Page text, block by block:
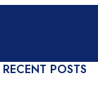
RECENT POSTS